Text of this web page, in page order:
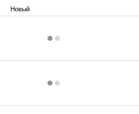
Новый